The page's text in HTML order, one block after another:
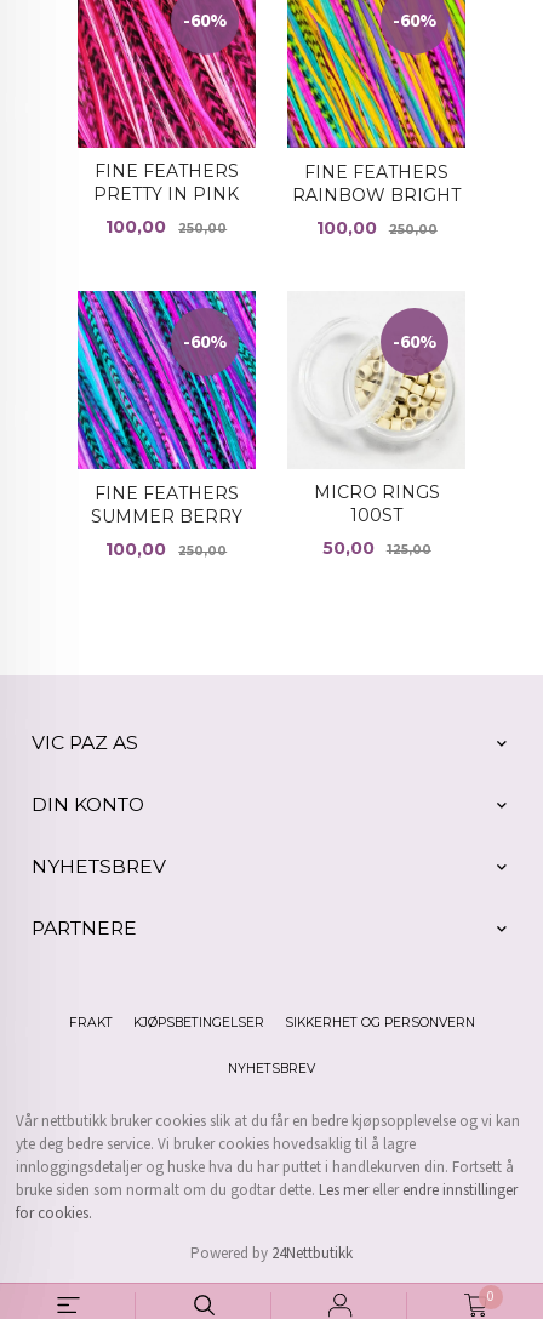
0
FINE FEATHERS
PRETTY IN PINK
Tilbud
100,00 250,00Rabatt
-60%
FINE FEATHERS
RAINBOW BRIGHT
Tilbud
100,00 250,00Rabatt
-60%
FINE FEATHERS
SUMMER BERRY
Tilbud
100,00 250,00Rabatt
-60%
MICRO RINGS
100ST
Tilbud
50,00 125,00Rabatt
-60%
VIC PAZ AS
DIN KONTO
NYHETSBREV
PARTNERE
FRAKT KJØPSBETINGELSER SIKKERHET OG PERSONVERN
NYHETSBREV
Vår nettbutikk bruker cookies slik at du får en bedre kjøpsopplevelse og vi kan
yte deg bedre service. Vi bruker cookies hovedsaklig til å lagre
innloggingsdetaljer og huske hva du har puttet i handlekurven din. Fortsett å
bruke siden som normalt om du godtar dette. Les merellerendre innstillinger
for cookies.
Powered by 24Nettbutikk